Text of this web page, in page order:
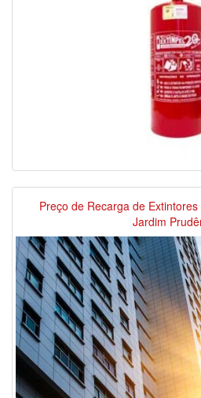
Preço de Recarga de
Jardim